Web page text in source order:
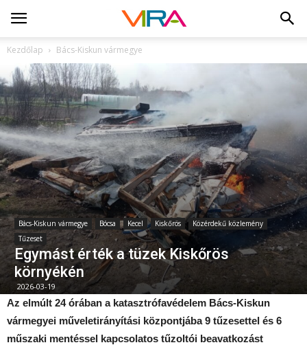
Kezdőlap Bács-Kiskun vármegye
Bács-Kiskun vármegye Bócsa Kecel Kiskőrös
Közérdekű közlemény
Tűzeset
Egymást érték a tüzek Kiskőrös
környékén
2026-03-19
Az elmúlt 24 órában a katasztrófavédelem Bács-Kiskun
vármegyei műveletirányítási központjába 9 tűzesettel és 6
műszaki mentéssel kapcsolatos tűzoltói beavatkozást